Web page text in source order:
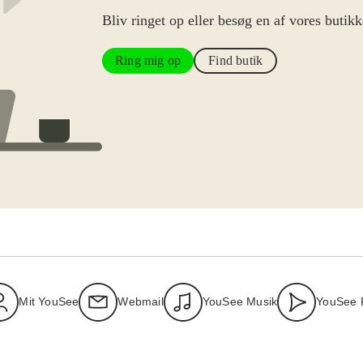
Bliv ringet op eller besøg en af vores
Ring mig op Find butik
Mit YouSee Webmail YouSee Musik YouSee